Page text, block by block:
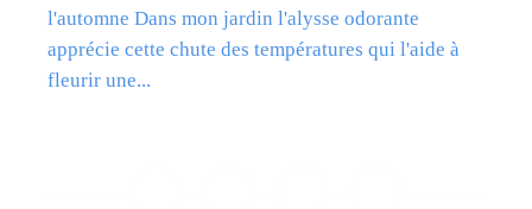
l'automne Dans mon jardin l'alysse odorante
apprécie cette chute des températures qui l'aide à
fleurir une...